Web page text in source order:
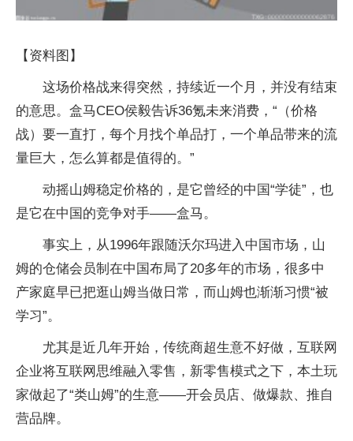
【资料图】
这场价格战来得突然，持续近一个月，并没有结束
的意思。盒马CEO侯毅告诉36氪未来消费，“（价格
战）要一直打，每个月找个单品打，一个单品带来的流
量巨大，怎么算都是值得的。”
动摇山姆稳定价格的，是它曾经的中国“学徒”，也
是它在中国的竞争对手——盒马。
事实上，从1996年跟随沃尔玛进入中国市场，山
姆的仓储会员制在中国布局了20多年的市场，很多中
产家庭早已把逛山姆当做日常，而山姆也渐渐习惯“被
学习”。
尤其是近几年开始，传统商超生意不好做，互联网
企业将互联网思维融入零售，新零售模式之下，本土玩
家做起了“类山姆”的生意——开会员店、做爆款、推自
营品牌。